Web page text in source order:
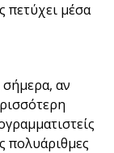
πετύχει μέσα
σήμερα, αν
πολυάριθμες